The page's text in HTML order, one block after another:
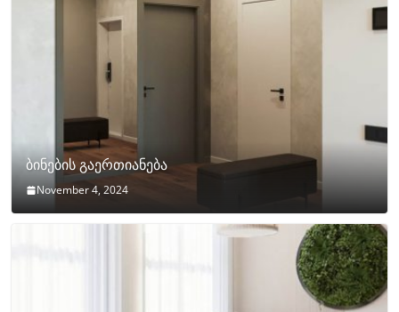
ბინების გაერთიანება
November 4, 2024